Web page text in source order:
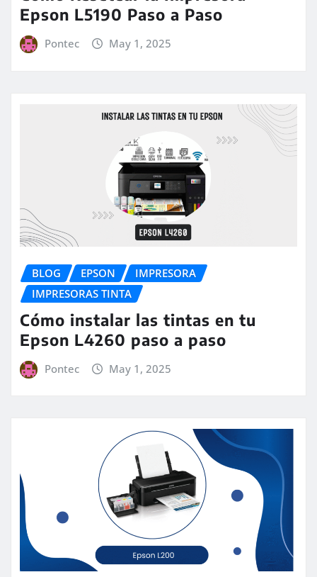
Epson L5190 Paso a Paso
Pontec May 1, 2025
BLOG EPSON
IMPRESORA
IMPRESORAS TINTA
Cómo instalar las tintas en tu
Epson L4260 paso a paso
Pontec May 1, 2025